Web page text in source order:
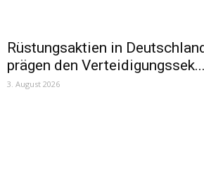
Rüstungsaktien in
prägen den Verteidigungssek...
3. August 2026